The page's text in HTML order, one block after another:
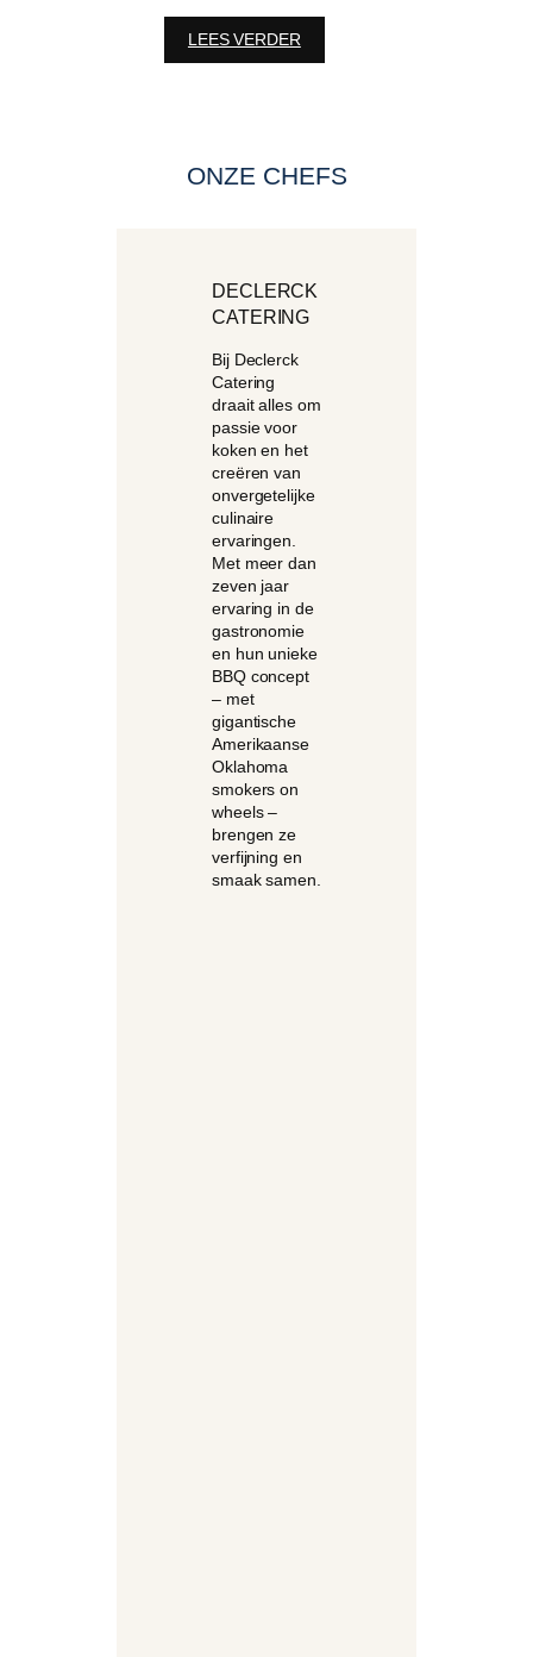
LEES VERDER:
12
Tea
ONZE CHEFS
DECLERCK
CATERING
Bij Declerck
Catering
draait alles om
passie voor
koken en het
creëren van
onvergetelijke
culinaire
ervaringen.
Met meer dan
zeven jaar
ervaring in de
gastronomie
en hun unieke
BBQ concept
– met
gigantische
Amerikaanse
Oklahoma
smokers on
wheels –
brengen ze
verfijning en
smaak samen.